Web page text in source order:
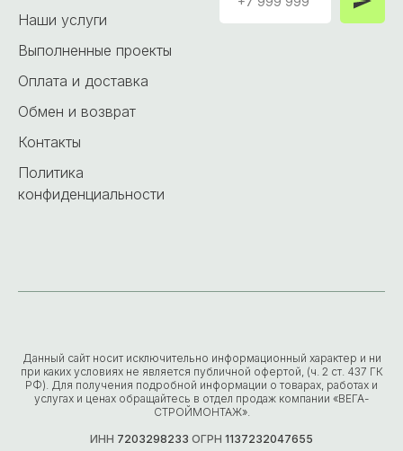
Наши услуги
Выполненные проекты
Оплата и доставка
Обмен и возврат
Контакты
Политика
конфиденциальности
Данный сайт носит исключительно информационный характер и ни
при каких условиях не является публичной офертой, (ч. 2 ст. 437 ГК
РФ). Для получения подробной информации о товарах, работах и
услугах и ценах обращайтесь в отдел продаж компании «ВЕГА-
СТРОЙМОНТАЖ».
ИНН 7203298233 ОГРН 1137232047655